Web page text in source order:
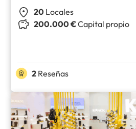
20 Locales
200.000 €Capital propio
2 Reseñas